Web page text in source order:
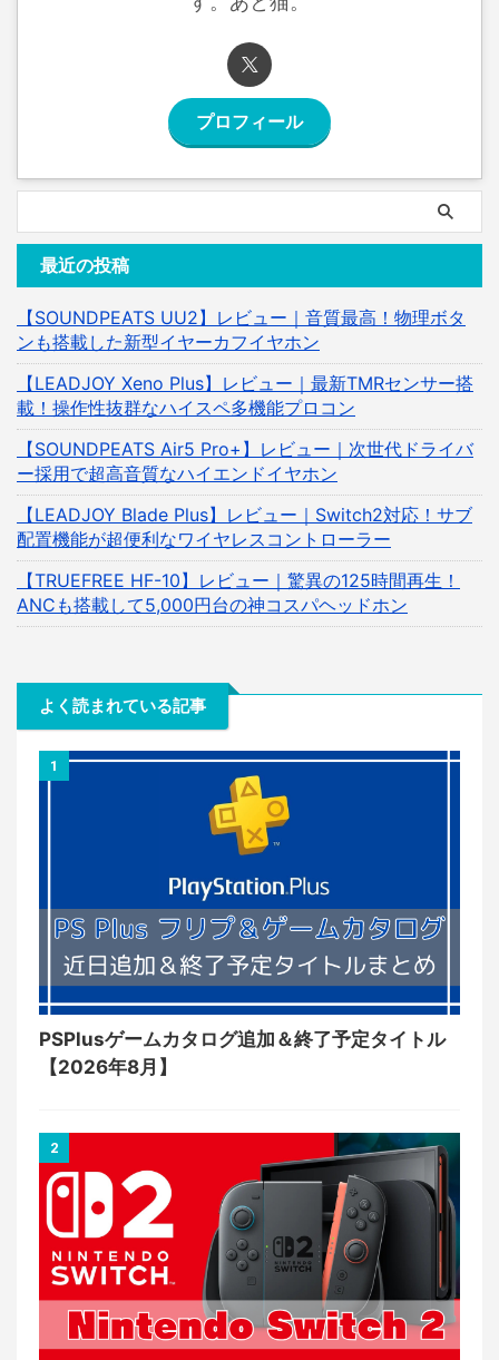
プロフィール
最近の投稿
【SOUNDPEATS UU2】レビュー｜音質最高！物理ボタ
ンも搭載した新型イヤーカフイヤホン
【LEADJOY Xeno Plus】レビュー｜最新TMRセンサー搭
載！操作性抜群なハイスペ多機能プロコン
【SOUNDPEATS Air5 Pro+】レビュー｜次世代ドライバ
ー採用で超高音質なハイエンドイヤホン
【LEADJOY Blade Plus】レビュー｜Switch2対応！サブ
配置機能が超便利なワイヤレスコントローラー
【TRUEFREE HF-10】レビュー｜驚異の125時間再生！
ANCも搭載して5,000円台の神コスパヘッドホン
よく読まれている記事
1
PSPlusゲームカタログ追加＆終了予定タイトル
【2026年8月】
2